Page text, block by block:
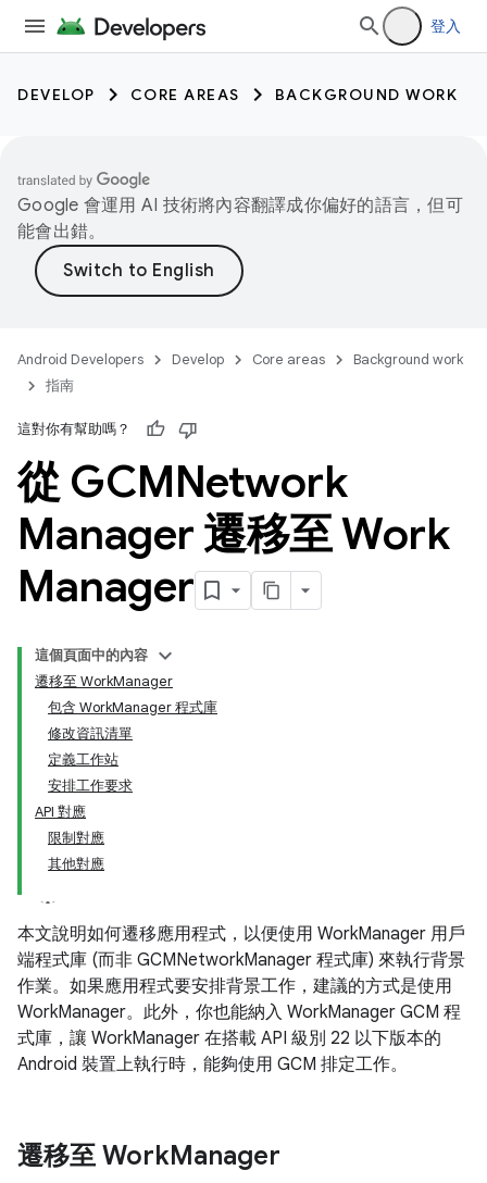
登入
DEVELOP CORE AREAS BACKGROUND WORK
Google 會運用 AI 技術將內容翻譯成你偏好的語言，但可
能會出錯。
Android Developers Develop Core areas
Background work
指南
這對你有幫助嗎？
從 GCMNetwork
Manager 遷移至 Work
Manager
這個頁面中的內容
遷移至 WorkManager
包含 WorkManager 程式庫
修改資訊清單
定義工作站
安排工作要求
API 對應
限制對應
其他對應
本文說明如何遷移應用程式，以便使用 WorkManager 用戶
端程式庫 (而非 GCMNetworkManager 程式庫) 來執行背景
作業。如果應用程式要安排背景工作，建議的方式是使用
WorkManager。此外，你也能納入 WorkManager GCM 程
式庫，讓 WorkManager 在搭載 API 級別 22 以下版本的
Android 裝置上執行時，能夠使用 GCM 排定工作。
遷移至 WorkManager